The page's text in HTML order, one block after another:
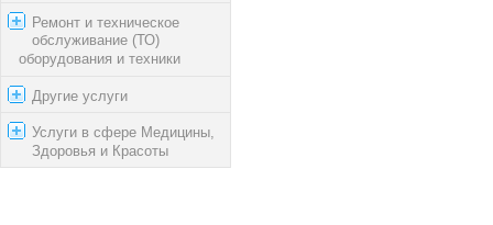
Ремонт и техническое
обслуживание (ТО)
оборудования и техники
Другие услуги
Услуги в сфере Медицины,
Здоровья и Красоты